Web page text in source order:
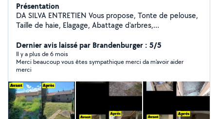
Présentation
DA SILVA ENTRETIEN Vous propose, Tonte de pelouse,
Taille de haie, Elagage, Abattage d'arbres,
Rénovation Nettoyage, Démoussage de Toiture,
Facade, Terrasse, Peinture géneral Interieur, Exterieur
Transport et retrait de marchandises, colis Location et
Dépôt de Benne Débarras vos encombrants; Mobilier,
Bois, Gravats, Déchets verts, Ferraille, Batterie, ect..
Débarras de vos locaux; Maison, Appartement, Garage,
Cave, Grenier, Jardins, ect.. N'hésitez pas à me
contacter pour toute demande. DA SILVA ENTRETIEN à
Dernier avis laissé par Brandenburger : 5/5
Il y a plus de 6 mois
Merci beaucoup vous êtes sympathique merci da m'avoir aider
merci